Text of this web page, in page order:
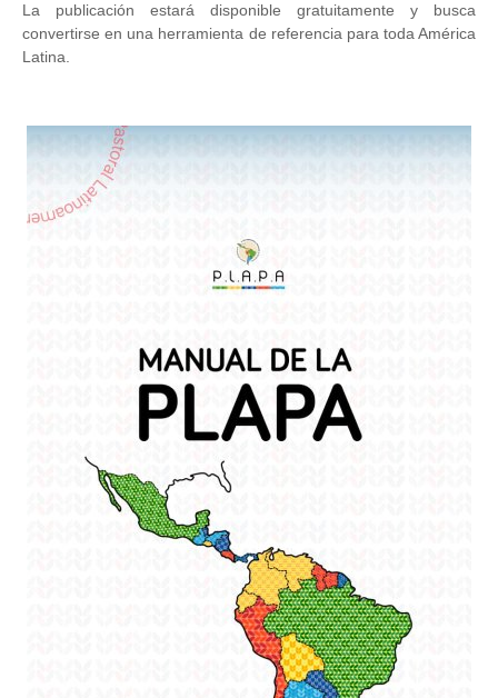
La publicación estará disponible gratuitamente y busca
convertirse en una herramienta de referencia para toda América
Latina.
Image